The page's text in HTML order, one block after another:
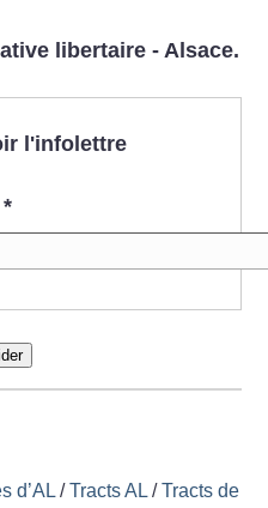
libertaire - Alsace.
l'infolettre
*
d’AL /Tracts AL /Tracts de